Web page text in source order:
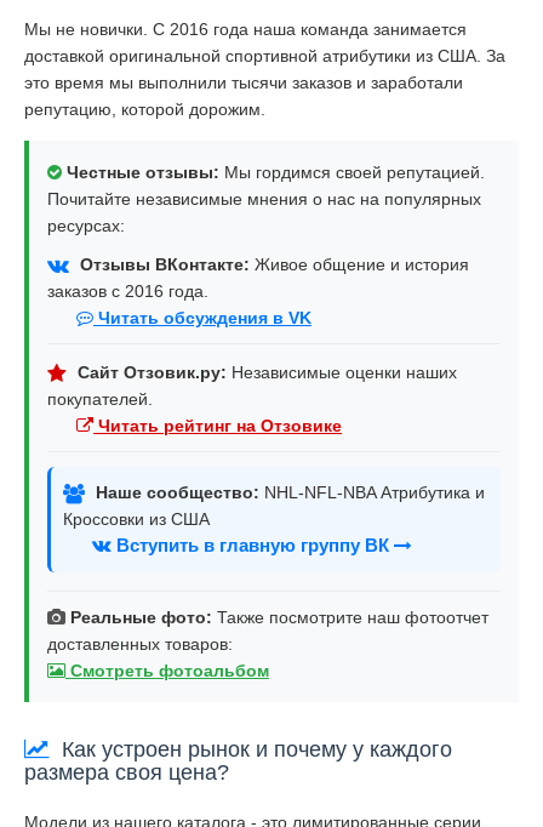
Мы не новички. С 2016 года наша команда занимается
доставкой оригинальной спортивной атрибутики из США. За
это время мы выполнили тысячи заказов и заработали
репутацию, которой дорожим.
Честные отзывы: Мы гордимся своей репутацией.
Почитайте независимые мнения о нас на популярных
ресурсах:
Отзывы ВКонтакте: Живое общение и история
заказов с 2016 года.
Читать обсуждения в VK
Сайт Отзовик.ру: Независимые оценки наших
покупателей.
Читать рейтинг на Отзовике
Наше сообщество: NHL-NFL-NBA Атрибутика и
Кроссовки из США
Вступить в главную группу ВК
Реальные фото: Также посмотрите наш фотоотчет
доставленных товаров:
Смотреть фотоальбом
Как устроен рынок и почему у каждого
размера своя цена?
Модели из нашего каталога - это лимитированные серии,